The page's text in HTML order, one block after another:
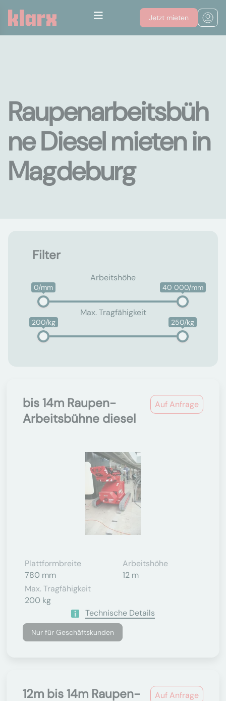
Jetzt mieten
Raupenarbeitsbüh
ne Diesel mieten in
Magdeburg
Filter
Arbeitshöhe
0/mm 40 000/mm
Max. Tragfähigkeit
200/kg 250/kg
Auf Anfrage
bis 14m Raupen-
Arbeitsbühne diesel
Plattformbreite
780 mm
Arbeitshöhe
12 m
Max. Tragfähigkeit
200 kg
Technische Details
Nur für Geschäftskunden
Auf Anfrage
12m bis 14m Raupen-